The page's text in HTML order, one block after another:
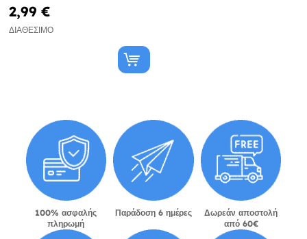
2,99 €
ΔΙΑΘΈΣΙΜΟ
100% ασφαλής
πληρωμή
Παράδοση 6 ημέρες
Δωρεάν αποστολή
από 60€